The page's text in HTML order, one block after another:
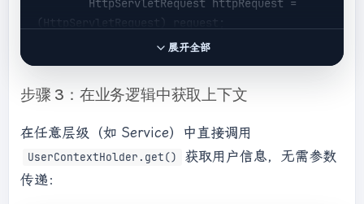
(HttpServletRequest) request;
// 模拟从 Token 解析用户信息（实际需调用
        User user =
parseUserFromToken(token);
展开全部
步骤 3：在业务逻辑中获取上下文
在任意层级（如 Service）中直接调用
UserContextHolder.get()
获取用户信息，无需参数
传递：